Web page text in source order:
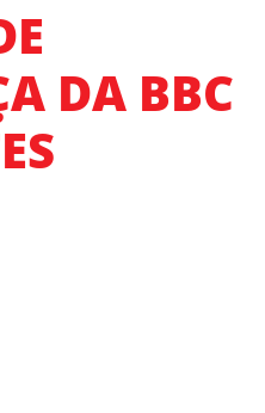
DA BBC